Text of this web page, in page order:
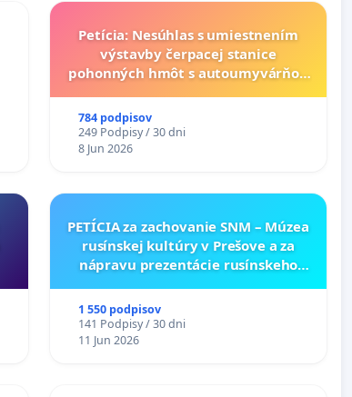
Petícia: Nesúhlas s umiestnením
výstavby čerpacej stanice
pohonných hmôt s autoumyvárňou
Grob - Čierna Voda
784 podpisov
249 Podpisy / 30 dni
8 Jun 2026
PETÍCIA za zachovanie SNM – Múzea
rusínskej kultúry v Prešove a za
nápravu prezentácie rusínskeho
Múzeu ukrajinskej kultúry vo
Svidníku
1 550 podpisov
141 Podpisy / 30 dni
11 Jun 2026